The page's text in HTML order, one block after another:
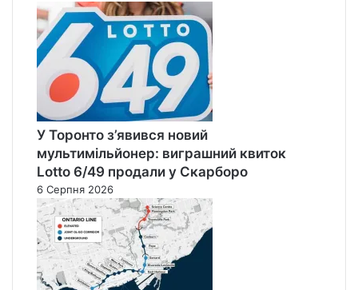
У Торонто з’явився новий
мультимільйонер: виграшний квиток
Lotto 6/49 продали у Скарборо
6 Серпня 2026